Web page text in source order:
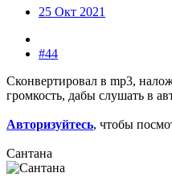
25 Окт 2021
#44
Сконвертировал в mp3,
громкость, дабы слушать в
Авторизуйтесь, чтобы
Сантана